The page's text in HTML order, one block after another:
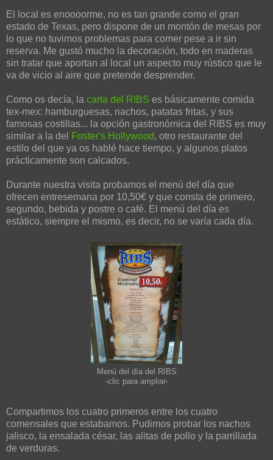
El local es enoooorme, no es tan grande como el gran
estado de Texas, pero dispone de un montón de mesas por
lo que no tuvimos problemas para comer pese a ir sin
reserva. Me gustó mucho la decoración, todo en maderas
sin tratar que aportan al local un aspecto muy rústico que le
va de vicio al aire que pretende desprender.
Como os decía, la carta del RIBS es básicamente comida
tex-mex: hamburguesas, nachos, patatas fritas, y sus
famosas costillas... la opción gastronómica del RIBS es muy
similar a la del
Foster's Hollywood, otro restaurante del
estilo del que ya os hablé hace tiempo, y algunos platos
prácticamente son calcados.
Durante nuestra visita probamos el menú del día que
ofrecen entresemana por 10,50€ y que consta de primero,
segundo, bebida y postre o café. El menú del día es
estático, siempre el mismo, es decir, no se varía cada día.
Menú del día del RIBS
-clic para ampliar-
Compartimos los cuatro primeros entre los cuatro
comensales que estabamos. Pudimos probar los nachos
jalisco, la ensalada césar, las alitas de pollo y la parrillada
de verduras.